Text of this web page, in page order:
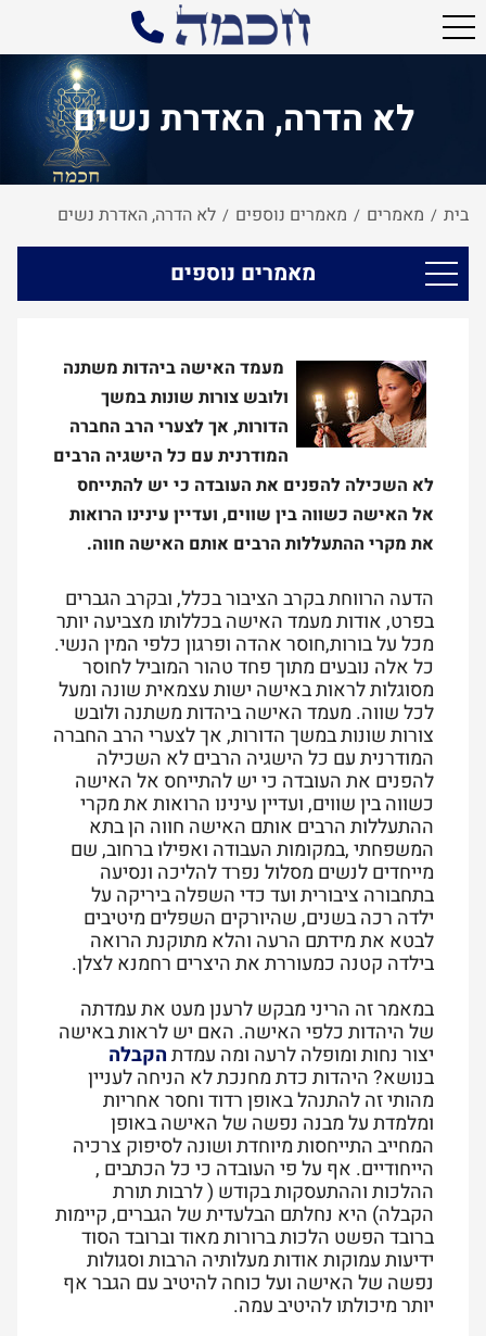
לא הדרה, האדרת נשים
בית / מאמרים / מאמרים נוספים / לא הדרה, האדרת נשים
מאמרים נוספים
מעמד האישה ביהדות משתנה
ולובש צורות שונות במשך
הדורות, אך לצערי הרב החברה
המודרנית עם כל הישגיה הרבים
לא השכילה להפנים את העובדה כי יש להתייחס
אל האישה כשווה בין שווים, ועדיין עינינו הרואות
את מקרי ההתעללות הרבים אותם האישה חווה.
הדעה הרווחת בקרב הציבור בכלל, ובקרב הגברים
בפרט, אודות מעמד האישה בכללותו מצביעה יותר
מכל על בורות,חוסר אהדה ופרגון כלפי המין הנשי.
כל אלה נובעים מתוך פחד טהור המוביל לחוסר
מסוגלות לראות באישה ישות עצמאית שונה ומעל
לכל שווה. מעמד האישה ביהדות משתנה ולובש
צורות שונות במשך הדורות, אך לצערי הרב החברה
המודרנית עם כל הישגיה הרבים לא השכילה
להפנים את העובדה כי יש להתייחס אל האישה
כשווה בין שווים, ועדיין עינינו הרואות את מקרי
ההתעללות הרבים אותם האישה חווה הן בתא
המשפחתי ,במקומות העבודה ואפילו ברחוב, שם
מייחדים לנשים מסלול נפרד להליכה ונסיעה
בתחבורה ציבורית ועד כדי השפלה ביריקה על
ילדה רכה בשנים, שהיורקים השפלים מיטיבים
לבטא את מידתם הרעה והלא מתוקנת הרואה
בילדה קטנה כמעוררת את היצרים רחמנא לצלן.
במאמר זה הריני מבקש לרענן מעט את עמדתה
של היהדות כלפי האישה. האם יש לראות באישה
יצור נחות ומופלה לרעה ומה עמדתהקבלה
בנושא? היהדות כדת מחנכת לא הניחה לעניין
מהותי זה להתנהל באופן רדוד וחסר אחריות
ומלמדת על מבנה נפשה של האישה באופן
המחייב התייחסות מיוחדת ושונה לסיפוק צרכיה
הייחודיים. אף על פי העובדה כי כל הכתבים ,
ההלכות וההתעסקות בקודש ( לרבות תורת
הקבלה) היא נחלתם הבלעדית של הגברים, קיימות
ברובד הפשט הלכות ברורות מאוד וברובד הסוד
ידיעות עמוקות אודות מעלותיה הרבות וסגולות
נפשה של האישה ועל כוחה להיטיב עם הגבר אף
יותר מיכולתו להיטיב עמה.